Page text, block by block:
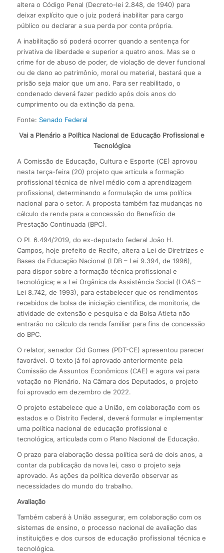
altera o Código Penal (Decreto-lei 2.848, de 1940) para
deixar explícito que o juiz poderá inabilitar para cargo
público ou declarar a sua perda por conta própria.
A inabilitação só poderá ocorrer quando a sentença for
privativa de liberdade e superior a quatro anos. Mas se o
crime for de abuso de poder, de violação de dever funcional
ou de dano ao patrimônio, moral ou material, bastará que a
prisão seja maior que um ano. Para ser reabilitado, o
condenado deverá fazer pedido após dois anos do
cumprimento ou da extinção da pena.
Fonte: Senado Federal
Vai a Plenário a Política Nacional de Educação Profissional e
Tecnológica
A Comissão de Educação, Cultura e Esporte (CE) aprovou
nesta terça-feira (20) projeto que articula a formação
profissional técnica de nível médio com a aprendizagem
profissional, determinando a formulação de uma política
nacional para o setor. A proposta também faz mudanças no
cálculo da renda para a concessão do Benefício de
Prestação Continuada (BPC).
O PL 6.494/2019, do ex-deputado federal João H.
Campos, hoje prefeito de Recife, altera a Lei de Diretrizes e
Bases da Educação Nacional (LDB – Lei 9.394, de 1996),
para dispor sobre a formação técnica profissional e
tecnológica; e a Lei Orgânica da Assistência Social (LOAS –
Lei 8.742, de 1993), para estabelecer que os rendimentos
recebidos de bolsa de iniciação científica, de monitoria, de
atividade de extensão e pesquisa e da Bolsa Atleta não
entrarão no cálculo da renda familiar para fins de concessão
do BPC.
O relator, senador Cid Gomes (PDT-CE) apresentou parecer
favorável. O texto já foi aprovado anteriormente pela
Comissão de Assuntos Econômicos (CAE) e agora vai para
votação no Plenário. Na Câmara dos Deputados, o projeto
foi aprovado em dezembro de 2022.
O projeto estabelece que a União, em colaboração com os
estados e o Distrito Federal, deverá formular e implementar
uma política nacional de educação profissional e
tecnológica, articulada com o Plano Nacional de Educação.
O prazo para elaboração dessa política será de dois anos, a
contar da publicação da nova lei, caso o projeto seja
aprovado. As ações da política deverão observar as
necessidades do mundo do trabalho.
Avaliação
Também caberá à União assegurar, em colaboração com os
sistemas de ensino, o processo nacional de avaliação das
instituições e dos cursos de educação profissional técnica e
tecnológica.